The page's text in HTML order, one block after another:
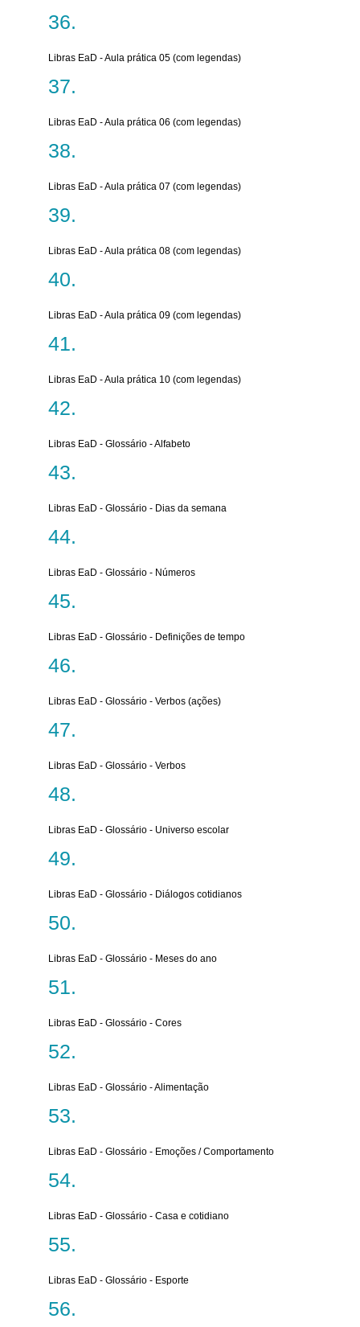
Libras EaD - Aula prática 05 (com legendas)
Libras EaD - Aula prática 06 (com legendas)
Libras EaD - Aula prática 07 (com legendas)
Libras EaD - Aula prática 08 (com legendas)
Libras EaD - Aula prática 09 (com legendas)
Libras EaD - Aula prática 10 (com legendas)
Libras EaD - Glossário - Alfabeto
Libras EaD - Glossário - Dias da semana
Libras EaD - Glossário - Números
Libras EaD - Glossário - Definições de tempo
Libras EaD - Glossário - Verbos (ações)
Libras EaD - Glossário - Verbos
Libras EaD - Glossário - Universo escolar
Libras EaD - Glossário - Diálogos cotidianos
Libras EaD - Glossário - Meses do ano
Libras EaD - Glossário - Cores
Libras EaD - Glossário - Alimentação
Libras EaD - Glossário - Emoções / Comportamento
Libras EaD - Glossário - Casa e cotidiano
Libras EaD - Glossário - Esporte